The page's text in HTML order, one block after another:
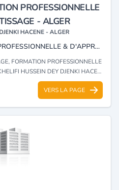
PROFESSIONNELLE
- ALGER
HACENE - ALGER
CENTRE DE FORMATION PROFESSIONNELLE & D'APPRENTISSAGE
FORMATION PROFESSIONNELLE
HUSSEIN DEY DJENKI HACENE - ALGER
VERS LA PAGE